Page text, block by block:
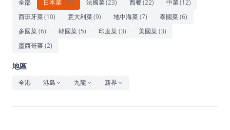
藝術文化
休閒
音樂
全部 日本菜(27) 法國菜(23) 西餐(22) 中菜(12)
西班牙菜(10) 意大利菜(9) 地中海菜(7) 泰國菜(6)
多國菜(6) 韓國菜(5) 印度菜(3) 美國菜(3)
墨西哥菜(2)
地區
全港 港島 九龍 新界